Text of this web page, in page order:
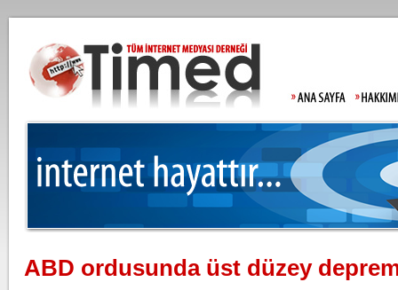
ABD ordusunda üst düzey